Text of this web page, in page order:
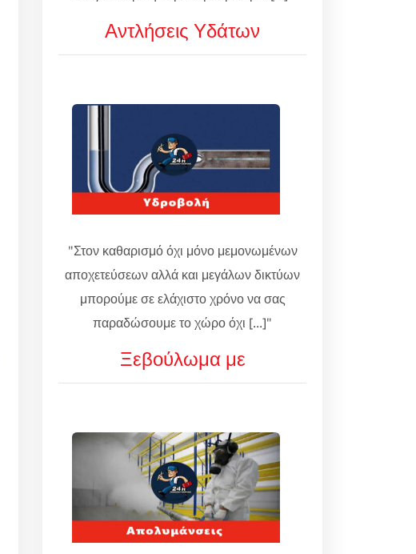
Αντλήσεις Υδάτων
"Στον καθαρισμό όχι μόνο μεμονωμένων
αποχετεύσεων αλλά και μεγάλων δικτύων
μπορούμε σε ελάχιστο χρόνο να σας
παραδώσουμε το χώρο όχι [...]"
Ξεβούλωμα με